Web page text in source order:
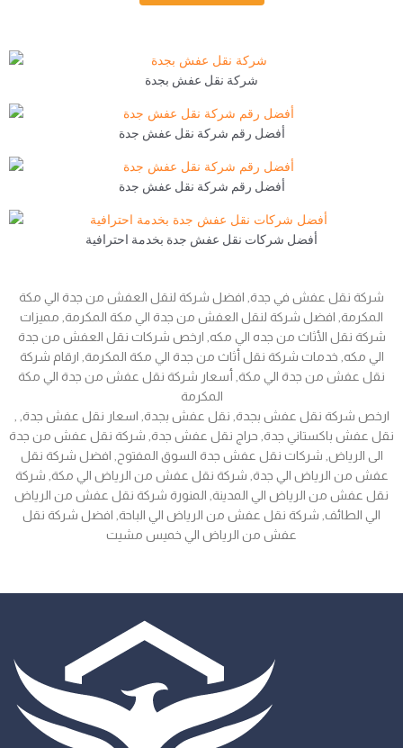
شركة نقل عفش بجدة
أفضل رقم شركة نقل عفش جدة
أفضل رقم شركة نقل عفش جدة
أفضل شركات نقل عفش جدة بخدمة احترافية
شركة نقل عفش في جدة, افضل شركة لنقل العفش من جدة الي مكة
المكرمة, افضل شركة لنقل العفش من جدة الي مكة المكرمة, مميزات
شركة نقل الأثاث من جده الي مكه, ارخص شركات نقل العفش من جدة
الي مكه, خدمات شركة نقل أثاث من جدة الي مكة المكرمة, ارقام شركة
نقل عفش من جدة الي مكة, أسعار شركة نقل عفش من جدة الي مكة
المكرمة
نقل عفش باكستاني جدة, حراج نقل عفش جدة, شركة نقل عفش من جدة
الى الرياض, شركات نقل عفش جدة السوق المفتوح, افضل شركة نقل
عفش من الرياض الي جدة, شركة نقل عفش من الرياض الي مكة, شركة
نقل عفش من الرياض الي المدينة, المنورة شركة نقل عفش من الرياض
الي الطائف, شركة نقل عفش من الرياض الي الباحة, افضل شركة نقل
عفش من الرياض الي خميس مشيت